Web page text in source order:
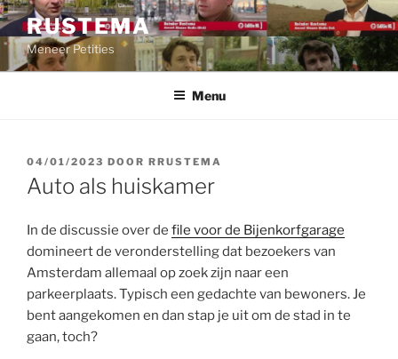
Ga
naar
inhoud
RUSTEMA
Meneer Petities
Menu
GEPLAATST
OP
04/01/2023 DOOR RRUSTEMA
Auto als huiskamer
In de discussie over de file voor de Bijenkorfgarage
domineert de veronderstelling dat bezoekers van
Amsterdam allemaal op zoek zijn naar een
parkeerplaats. Typisch een gedachte van bewoners. Je
bent aangekomen en dan stap je uit om de stad in te
gaan, toch?